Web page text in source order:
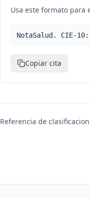
Usa este formato para
NotaSalud. CIE-
Copiar cita
Referencia de